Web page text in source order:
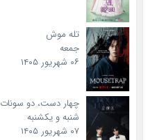
تله موش
جمعه
۰۶ شهریور ۱۴۰۵
چهار دست، دو سونات
شنبه و یکشنبه
۰۷ شهریور ۱۴۰۵